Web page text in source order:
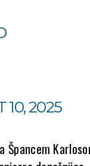
10, 2025
Špancem